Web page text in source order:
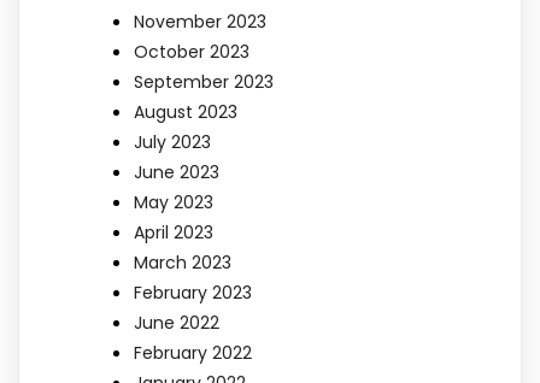
November 2023
October 2023
September 2023
August 2023
July 2023
June 2023
May 2023
April 2023
March 2023
February 2023
June 2022
February 2022